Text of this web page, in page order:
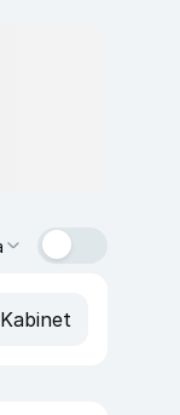
Kabinet